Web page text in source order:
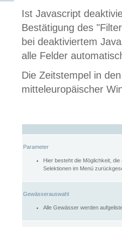
Ist Javascript
Bestätigung des
bei deaktiviertem
alle Felder
Die Zeitstempel in
mitteleuropäischer
Parameter
Hier besteht die Möglichkeit,
Selektionen im Menü
Gewässerauswahl
Alle Gewässer werden